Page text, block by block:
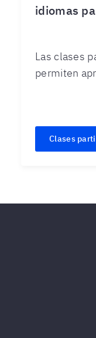
idiomas
Las clases
permiten
Clases